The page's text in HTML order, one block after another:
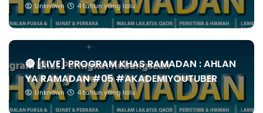
Unknown 4 tahun yang lalu
🔴 [LIVE] PROGRAM KHAS RAMADAN : AHLAN
YA RAMADAN #05 #AKADEMIYOUTUBER
Unknown 4 tahun yang lalu